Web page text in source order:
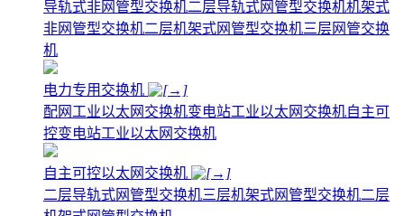
导轨式非网管型交换机二层导轨式网管型交换机机架式
非网管型交换机二层机架式网管型交换机三层网管交换
机
电力专用交换机
配网工业以太网交换机变电站工业以太网交换机自主可
控变电站工业以太网交换机
自主可控以太网交换机
二层导轨式网管型交换机三层机架式网管型交换机二层